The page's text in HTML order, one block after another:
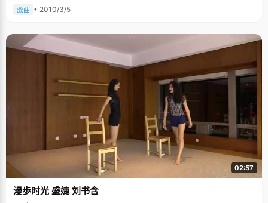
歌曲 • 2010/3/5
02:57
漫歩时光 盛婕 刘书含